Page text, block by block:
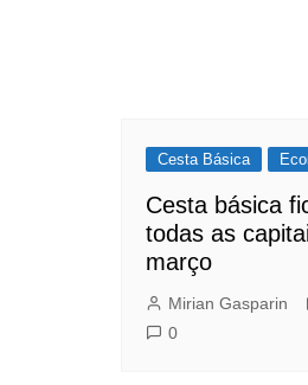
Cesta Básica
Cesta básica
todas as
março
Mirian Gasparin
0